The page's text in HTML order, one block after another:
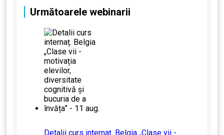
Următoarele webinarii
Detalii curs internaț. Belgia „Clase vii -